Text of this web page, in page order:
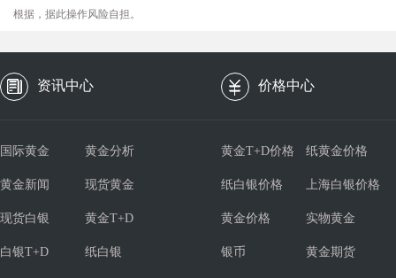
根据，据此操作风险自担。
资讯中心 价格中心
国际黄金 黄金分析
黄金新闻 现货黄金
现货白银 黄金T+D
白银T+D 纸白银
黄金T+D价格 纸黄金价格
纸白银价格 上海白银价格
黄金价格 实物黄金
银币 黄金期货